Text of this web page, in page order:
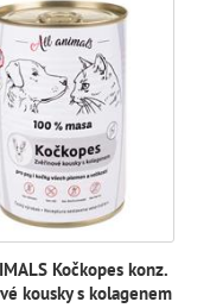
Kočkopes konz.
kousky s kolagenem